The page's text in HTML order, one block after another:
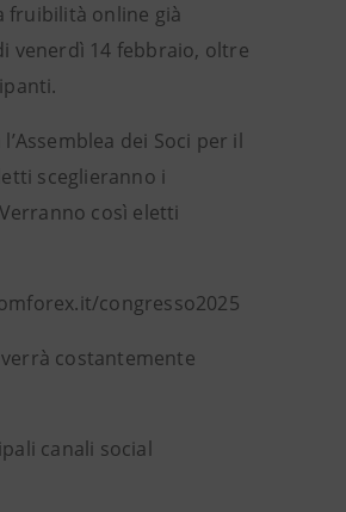
fruibilità online già
venerdì 14 febbraio, oltre
dei Soci per il
sceglieranno i
così eletti
congresso2025
costantemente
canali social